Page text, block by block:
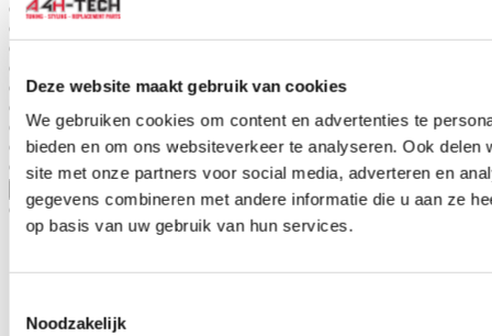
Deze website maakt gebruik van cookies
We gebruiken cookies om content en advertenties te
bieden en om ons websiteverkeer te analyseren. Ook
site met onze partners voor social media, adverteren en
gegevens combineren met andere informatie die u aan ze
op basis van uw gebruik van hun services.
Noodzakelijk
Civic 2 deurs/coupe 1999-2000 1.6i LS (EJ6)
Civic 2 deurs/coupe 1999-2000 1.6i SR (EJ8)
Civic 3 deurs/hatchback 1999-2000 1.4i (EJ9)
Civic 3 deurs/hatchback 1999-2000 1.5i VTEC-E (EK3)
Civic 3 deurs/hatchback 1999-2000 1.6 VTI (EK4)
Civic 3 deurs/hatchback 1999-2000 1.6 Type R (JDM) (EK9)
Civic 4 deurs/sedan 1999-2000 1.4i (EJ9)
Civic 4 deurs/sedan 1999-2000 1.5i VTEC-E (EK3)
Civic 4 deurs/sedan 1999-2000 1.6 VTI (EK4)
Gerelateerde producten